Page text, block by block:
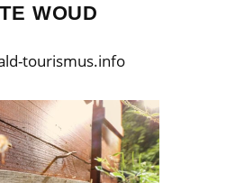
WOUD
tourismus.info